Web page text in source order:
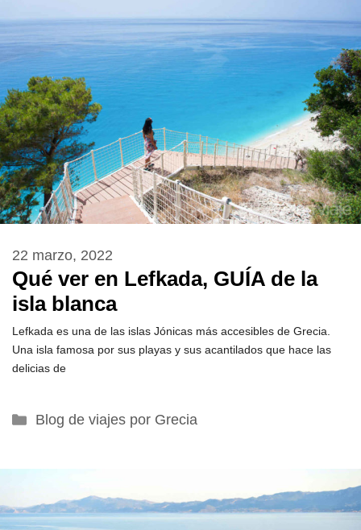
Qué ver en Lefkada, GUÍA de la
isla blanca
22 marzo, 2022
Lefkada es una de las islas Jónicas más accesibles de Grecia.
Una isla famosa por sus playas y sus acantilados que hace las
delicias de
Categorías
Blog de viajes por Grecia